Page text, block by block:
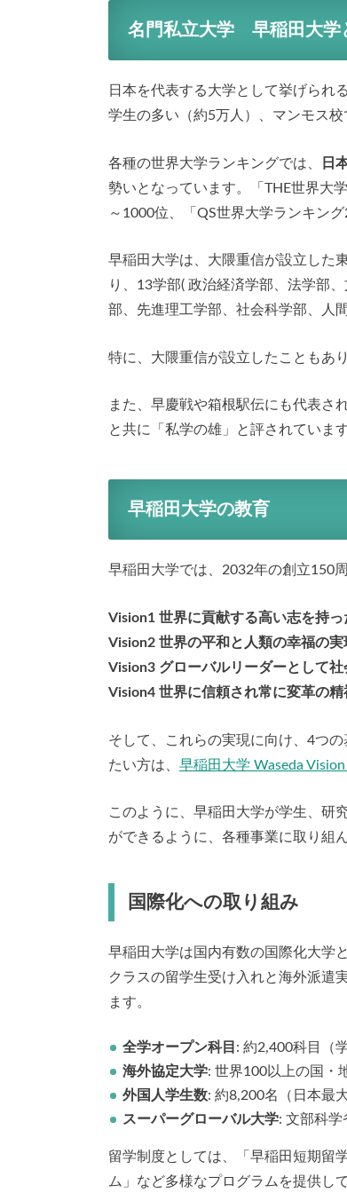
名門私立大学 早稲田大学
日本を代表する大学として挙げられ
学生の多い（約5万人）、マンモス校
各種の世界大学ランキングでは、 日
勢いとなっています。「THE世界大
～1000位、「QS世界大学ランキン
早稲田大学は、大隈重信が設立した
り、13学部( 政治経済学部、法学部
部、先進理工学部、社会科学部、人
特に、大隈重信が設立したこともあ
また、早慶戦や箱根駅伝にも代表さ
と共に「私学の雄」と評されています
早稲田大学の教育
早稲田大学では、2032年の創立150
Vision1 世界に貢献する高い志を持っ
Vision2 世界の平和と人類の幸福の
Vision3 グローバルリーダーとして
Vision4 世界に信頼され常に変革の
そして、これらの実現に向け、4つ
たい方は、 早稲田大学 Waseda
このように、早稲田大学が学生、研
ができるように、各種事業に取り組
国際化への取り組み
早稲田大学は国内有数の国際化大学
クラスの留学生受け入れと海外派遣
ます。
全学オープン科目 : 約2,400科目（
海外協定大学: 世界100以上の国・
外国人学生数: 約8,200名（日本最
スーパーグローバル大学: 文部科学
留学制度としては、「早稲田短期留
ム」など多様なプログラムを提供し